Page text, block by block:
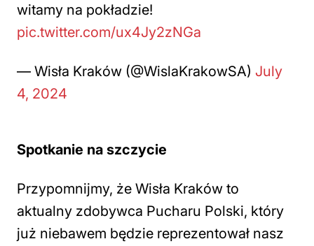
witamy na pokładzie!
pic.twitter.com/ux4Jy2zNGa
— Wisła Kraków (@WislaKrakowSA) July
4, 2024
Spotkanie na szczycie
Przypomnijmy, że Wisła Kraków to
aktualny zdobywca Pucharu Polski, który
już niebawem będzie reprezentował nasz